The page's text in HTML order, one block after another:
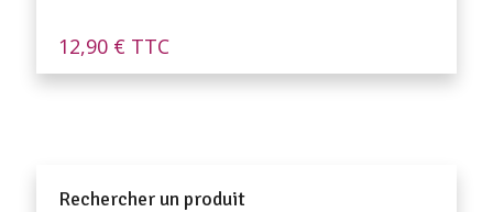
12,90 € TTC
Rechercher un produit